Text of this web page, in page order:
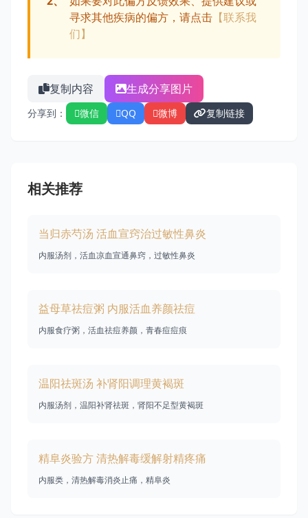
寻求其他疾病的偏方，请点击 【联系我
们】
复制内容 生成分享图片
分享到： 微信 QQ 微博 复制链接
相关推荐
当归赤芍汤 活血宣窍治过敏性鼻炎
内服汤剂，活血凉血宣通鼻窍，过敏性鼻炎
益母草祛痘粥 内服活血养颜祛痘
内服食疗粥，活血祛痘养颜，青春痘痘痕
温阳祛斑汤 补肾阳调理黄褐斑
内服汤剂，温阳补肾祛斑，肾阳不足型黄褐斑
精阜炎验方 清热解毒缓解射精疼痛
内服类，清热解毒消炎止痛，精阜炎